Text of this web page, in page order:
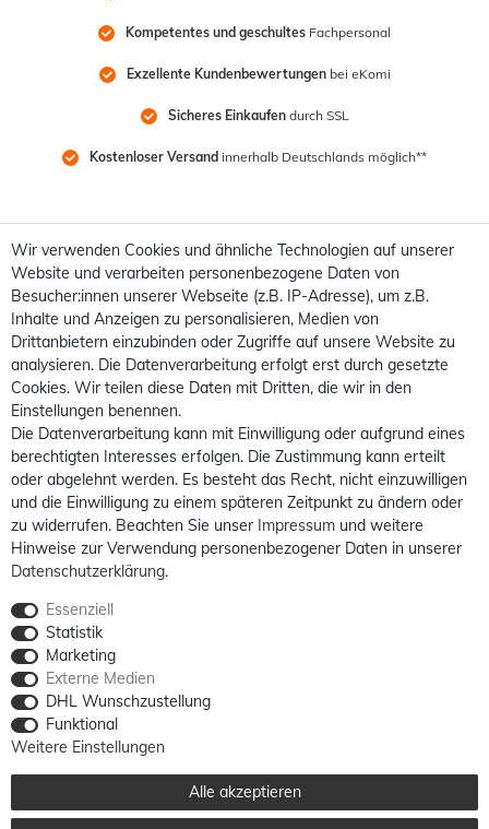
Kompetentes und geschultes Fachpersonal
Exzellente Kundenbewertungen bei eKomi
Sicheres Einkaufen durch SSL
Kostenloser Versand innerhalb Deutschlands möglich**
Wir verwenden Cookies und ähnliche Technologien auf unserer
Website und verarbeiten personenbezogene Daten von
Besucher:innen unserer Webseite (z.B. IP-Adresse), um z.B.
Inhalte und Anzeigen zu personalisieren, Medien von
Drittanbietern einzubinden oder Zugriffe auf unsere Website zu
analysieren. Die Datenverarbeitung erfolgt erst durch gesetzte
Cookies. Wir teilen diese Daten mit Dritten, die wir in den
Einstellungen benennen.
Die Datenverarbeitung kann mit Einwilligung oder aufgrund eines
berechtigten Interesses erfolgen. Die Zustimmung kann erteilt
oder abgelehnt werden. Es besteht das Recht, nicht einzuwilligen
und die Einwilligung zu einem späteren Zeitpunkt zu ändern oder
zu widerrufen. Beachten Sie unser Impressum und weitere
Hinweise zur Verwendung personenbezogener Daten in unserer
Daten­schutz­erklärung.
Essenziell
Statistik
Marketing
Externe Medien
DHL Wunschzustellung
Funktional
Weitere Einstellungen
Alle akzeptieren